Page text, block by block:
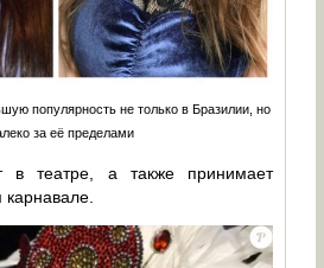
популярность не только в Бразилии, но
за её пределами
в театре, а также принимает